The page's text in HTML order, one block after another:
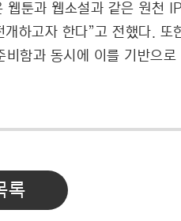
툰과 웹소설과 같은 원천
하고자 한다”고 전했다.
함과 동시에 이를 기반으
록